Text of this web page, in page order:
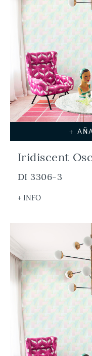
+
Iridiscent
DI 3306-3
+ INFO